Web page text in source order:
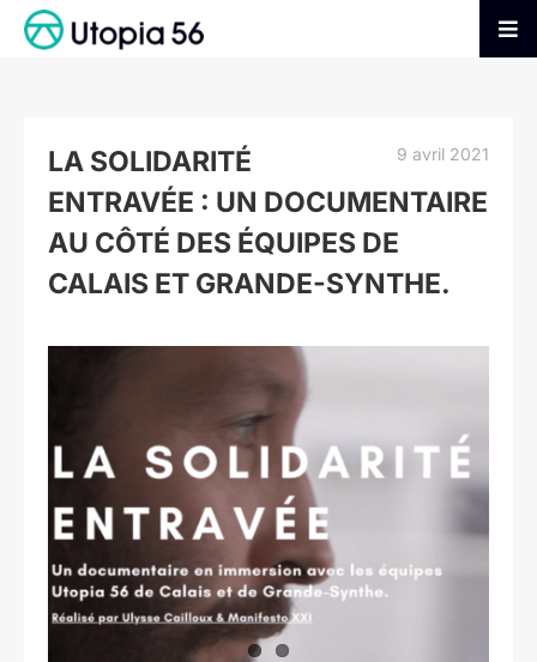
Passer
S’INFORMER
ADHÉRER
9 avril 2021
LA SOLIDARITÉ
ENTRAVÉE : UN DOCUMENTAIRE
AU CÔTÉ DES ÉQUIPES DE
CALAIS ET GRANDE-SYNTHE.